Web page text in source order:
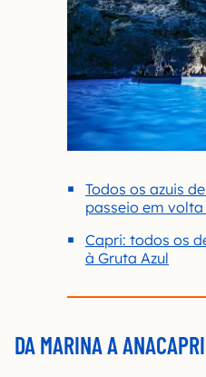
Todos os azuis
passeio em
Capri: todos os
à Gruta Azul
DA MARINA A ANACAPRI